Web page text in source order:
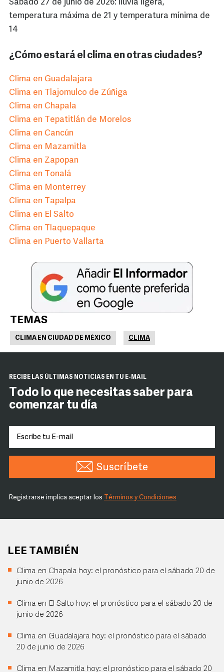
Sábado 27 de junio de 2026: lluvia ligera,
temperatura máxima de 21 y temperatura mínima de
14
¿Cómo estará el clima en otras ciudades?
Clima en Guadalajara
Clima en Tlajomulco de Zúñiga
Clima en Chapala
Clima en Tepatitlán de Morelos
Clima en Cancún
Clima en Mazamitla
Clima en Zapopan
Clima en Tonalá
Clima en Monterrey
Clima en Tapalpa
Clima en El Salto
Clima en Tlaquepaque
Clima en Puerto Vallarta
TEMAS
CLIMA EN CIUDAD DE MÉXICO CLIMA
RECIBE LAS ÚLTIMAS NOTICIAS EN TU E-MAIL
Todo lo que necesitas saber para
comenzar tu día
Suscríbete
Registrarse implica aceptar los Términos y Condiciones
LEE TAMBIÉN
Clima en Chapala hoy: el pronóstico para el sábado 20 de
junio de 2026
Clima en El Salto hoy: el pronóstico para el sábado 20 de
junio de 2026
Clima en Guadalajara hoy: el pronóstico para el sábado
20 de junio de 2026
Clima en Mazamitla hoy: el pronóstico para el sábado 20